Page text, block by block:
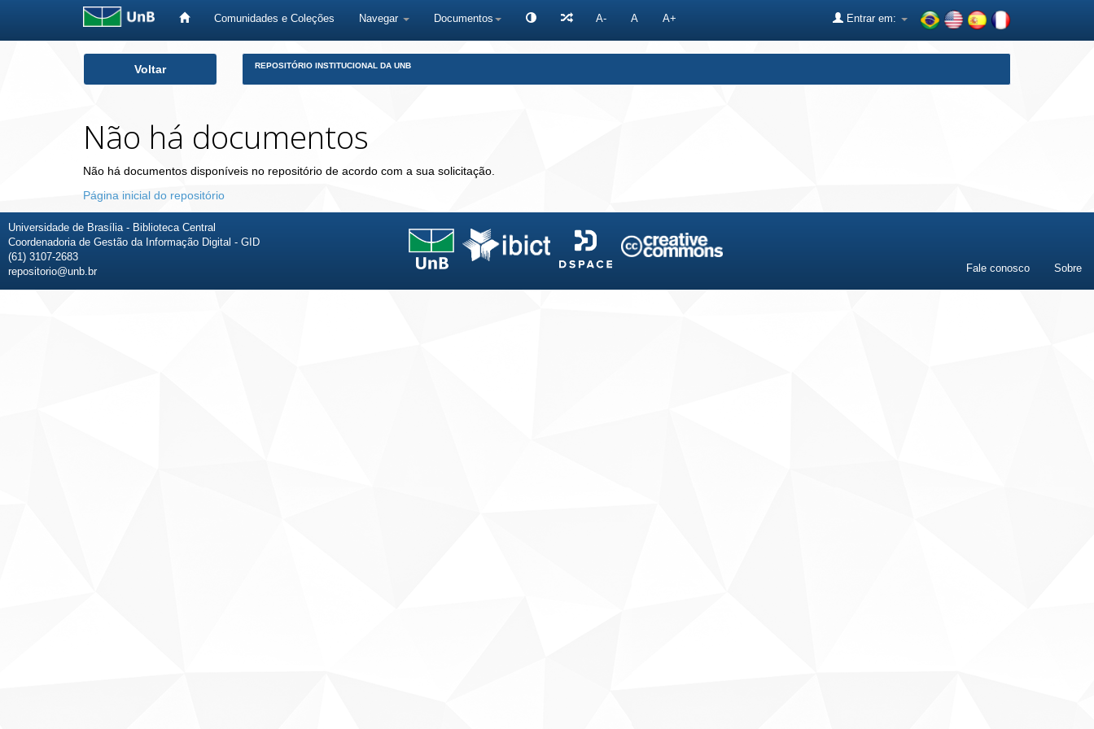
Comunidades e Coleções Navegar Documentos A- A A+ Entrar em:
Voltar REPOSITÓRIO INSTITUCIONAL DA UNB
Não há documentos
Não há documentos disponíveis no repositório de acordo com a sua solicitação.
Página inicial do repositório
Universidade de Brasília - Biblioteca Central
Coordenadoria de Gestão da Informação Digital - GID
(61) 3107-2683
repositorio@unb.br
Fale conosco Sobre